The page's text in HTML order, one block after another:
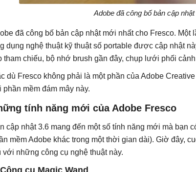
Adobe đã công bố bản cập
đã công bố bản cập nhật mới nhất cho Fresco.
dụng nghệ thuật kỹ thuật số portable được cập nhật
tham chiếu, bộ nhớ brush gần đây, chụp lưới phối
dù Fresco không phải là một phần của Adobe
phần mềm đám mây này.
tính năng mới của Adobe Fresco
cập nhật 3.6 mang đến một số tính năng mới mà bạn
mềm Adobe khác trong một thời gian dài). Giờ đây,
với những công cụ nghệ thuật này.
cụ Magic Wand